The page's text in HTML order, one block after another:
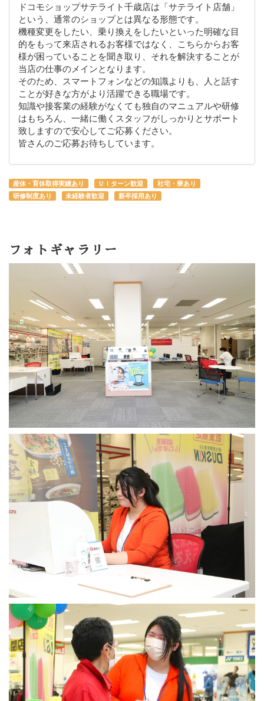
ドコモショップサテライト千歳店は「サテライト店舗」
という、通常のショップとは異なる形態です。
機種変更をしたい、乗り換えをしたいといった明確な目
的をもって来店されるお客様ではなく、こちらからお客
様が困っていることを聞き取り、それを解決することが
当店の仕事のメインとなります。
そのため、スマートフォンなどの知識よりも、人と話す
ことが好きな方がより活躍できる職場です。
知識や接客業の経験がなくても独自のマニュアルや研修
はもちろん、一緒に働くスタッフがしっかりとサポート
致しますので安心してご応募ください。
皆さんのご応募お待ちしています。
産休・育休取得実績あり ＵＩターン歓迎
社宅・寮あり
研修制度あり
未経験者歓迎 新卒採用あり
フォトギャラリー